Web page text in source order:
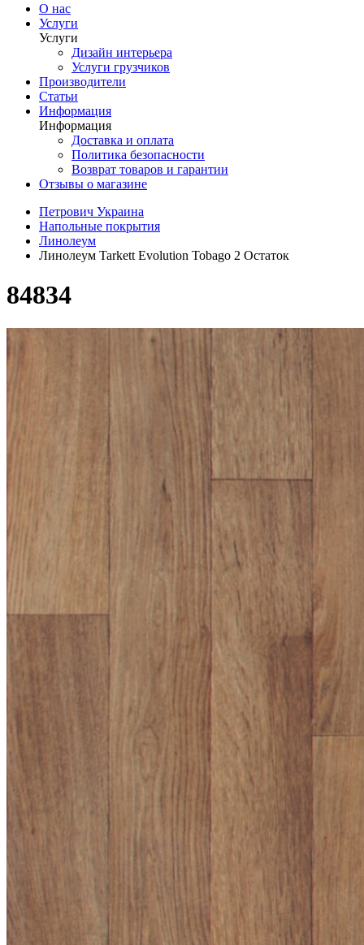
О нас
Услуги
Услуги
Дизайн интерьера
Услуги грузчиков
Производители
Статьи
Информация
Информация
Доставка и оплата
Политика безопасности
Возврат товаров и гарантии
Отзывы о магазине
Петрович Украина
Напольные покрытия
Линолеум
Линолеум Tarkett Evolution Tobago 2 Остаток
84834